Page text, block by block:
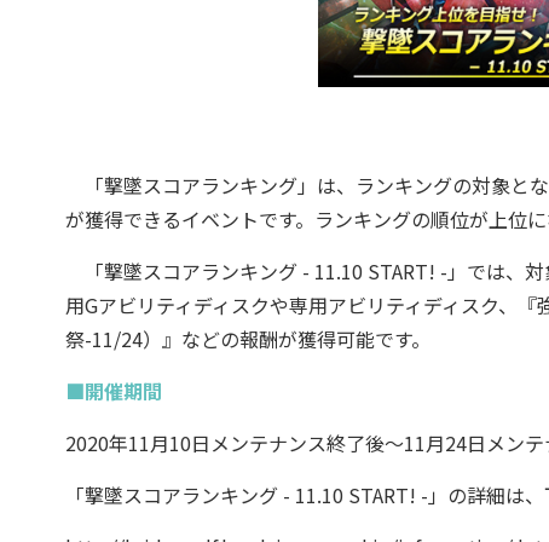
「撃墜スコアランキング」は、ランキングの対象と
が獲得できるイベントです。ランキングの順位が上位
「撃墜スコアランキング - 11.10 START! -」では、
用Gアビリティディスクや専用アビリティディスク、
祭-11/24）』などの報酬が獲得可能です。
■開催期間
2020年11月10日メンテナンス終了後～11月24日メン
「撃墜スコアランキング - 11.10 START! -」の詳細は